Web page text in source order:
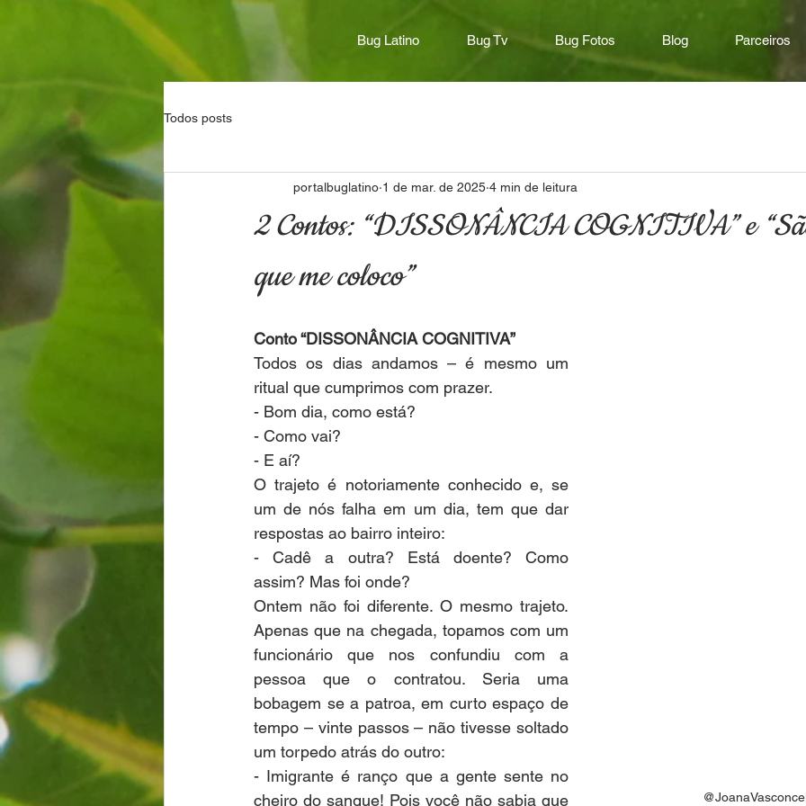
Bug Latino Bug Tv Bug Fotos Blog Parceiros
Todos posts
2 Contos: “DISSONÂNCIA COGNITIVA” e
que me coloco”
portalbuglatino 1 de mar. de 2025 4 min de leitura
Conto “DISSONÂNCIA COGNITIVA”
Todos os dias andamos – é mesmo um
ritual que cumprimos com prazer.
- Bom dia, como está?
- Como vai?
- E aí?
O trajeto é notoriamente conhecido e, se
um de nós falha em um dia, tem que dar
respostas ao bairro inteiro:
- Cadê a outra? Está doente? Como
assim? Mas foi onde?
Ontem não foi diferente. O mesmo trajeto.
Apenas que na chegada, topamos com um
funcionário que nos confundiu com a
pessoa que o contratou. Seria uma
bobagem se a patroa, em curto espaço de
tempo – vinte passos – não tivesse soltado
um torpedo atrás do outro:
- Imigrante é ranço que a gente sente no
cheiro do sangue! Pois você não sabia que